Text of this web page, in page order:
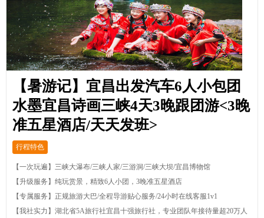
【暑游记】宜昌出发汽车6人小包团
水墨宜昌诗画三峡4天3晚跟团游<3晚
准五星酒店/天天发班>
行程特色
【一次玩遍】三峡大瀑布/三峡人家/三游洞/三峡大坝/宜昌博物馆
【升级服务】纯玩赏景，精致6人小团，3晚准五星酒店
【专属服务】正规旅游大巴/全程导游贴心服务/24小时在线客服1v1
【我社实力】湖北省5A旅行社宜昌十强旅行社，专业团队年接待量超20万人